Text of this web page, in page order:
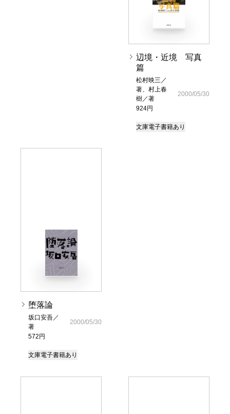
辺境・近境 写真
篇
松村映三／
著、村上春
樹／著
924円
2000/05/30
文庫電子書籍あり
堕落論
坂口安吾／
著
572円
2000/05/30
文庫電子書籍あり